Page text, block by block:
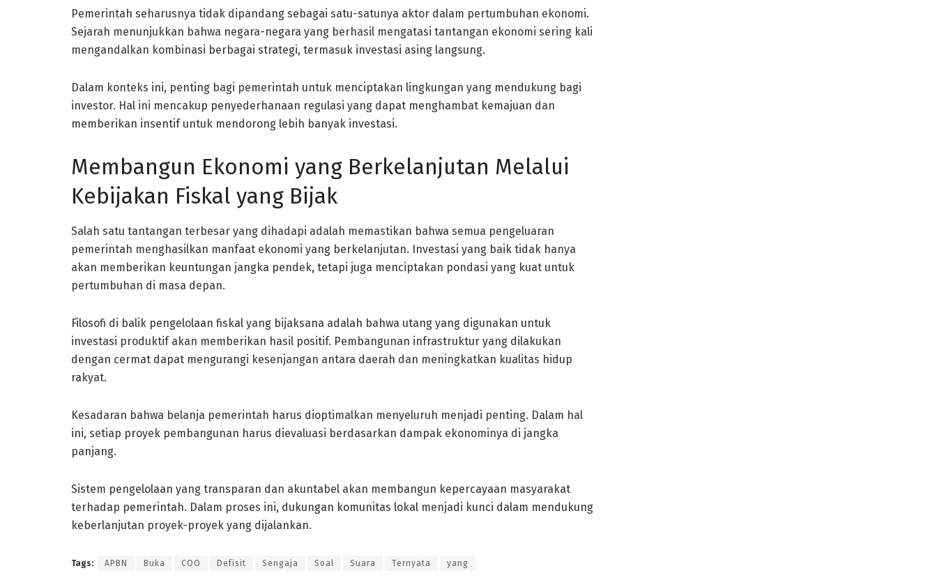
Pemerintah seharusnya tidak dipandang sebagai satu-satunya aktor dalam pertumbuhan ekonomi.
Sejarah menunjukkan bahwa negara-negara yang berhasil mengatasi tantangan ekonomi sering kali
mengandalkan kombinasi berbagai strategi, termasuk investasi asing langsung.
Dalam konteks ini, penting bagi pemerintah untuk menciptakan lingkungan yang mendukung bagi
investor. Hal ini mencakup penyederhanaan regulasi yang dapat menghambat kemajuan dan
memberikan insentif untuk mendorong lebih banyak investasi.
Membangun Ekonomi yang Berkelanjutan Melalui
Kebijakan Fiskal yang Bijak
Salah satu tantangan terbesar yang dihadapi adalah memastikan bahwa semua pengeluaran
pemerintah menghasilkan manfaat ekonomi yang berkelanjutan. Investasi yang baik tidak hanya
akan memberikan keuntungan jangka pendek, tetapi juga menciptakan pondasi yang kuat untuk
pertumbuhan di masa depan.
Filosofi di balik pengelolaan fiskal yang bijaksana adalah bahwa utang yang digunakan untuk
investasi produktif akan memberikan hasil positif. Pembangunan infrastruktur yang dilakukan
dengan cermat dapat mengurangi kesenjangan antara daerah dan meningkatkan kualitas hidup
rakyat.
Kesadaran bahwa belanja pemerintah harus dioptimalkan menyeluruh menjadi penting. Dalam hal
ini, setiap proyek pembangunan harus dievaluasi berdasarkan dampak ekonominya di jangka
panjang.
Sistem pengelolaan yang transparan dan akuntabel akan membangun kepercayaan masyarakat
terhadap pemerintah. Dalam proses ini, dukungan komunitas lokal menjadi kunci dalam mendukung
keberlanjutan proyek-proyek yang dijalankan.
Tags: APBN Buka COO Defisit Sengaja Soal Suara Ternyata yang